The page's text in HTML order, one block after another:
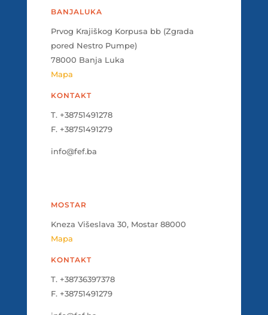
BANJALUKA
Prvog Krajiškog Korpusa bb (Zgrada
pored Nestro Pumpe)
78000 Banja Luka
Mapa
KONTAKT
T. +38751491278
F. +38751491279
info@fef.ba
MOSTAR
Kneza Višeslava 30, Mostar 88000
Mapa
KONTAKT
T. +38736397378
F. +38751491279